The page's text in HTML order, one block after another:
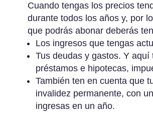
Cuando tengas los precios
durante todos los años y, por
que podrás abonar deberás
Los ingresos que tengas
Tus deudas y gastos. Y
préstamos e hipotecas,
También ten en cuenta que
invalidez permanente, con
ingresas en un año.